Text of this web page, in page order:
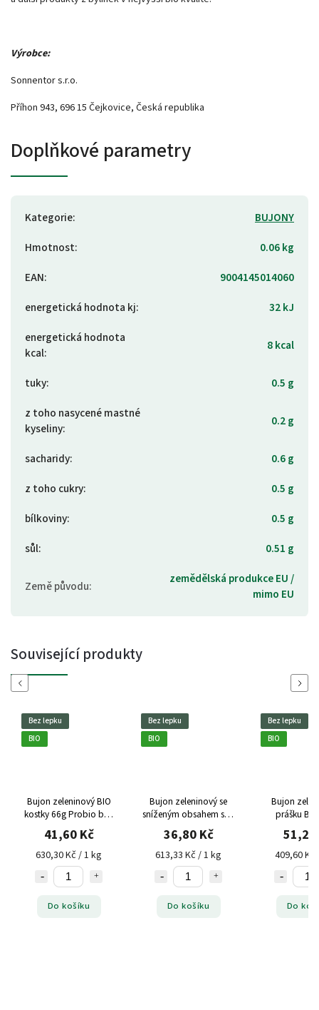
Výrobce:
Sonnentor s.r.o.
Příhon 943, 696 15 Čejkovice, Česká republika
Doplňkové parametry
Kategorie:
BUJONY
Hmotnost:
0.06 kg
EAN:
9004145014060
energetická hodnota kj:
32 kJ
energetická hodnota
kcal: 8 kcal
tuky:
0.5 g
z toho nasycené mastné
kyseliny: 0.2 g
sacharidy:
0.6 g
z toho cukry:
0.5 g
bílkoviny:
0.5 g
sůl: 0.51 g
Země původu:
zemědělská produkce EU /
mimo EU
Související produkty
Previous
zeleninový BIO
66g Probio bez
Kč
Kč / 1 kg
Bujon zeleninový se
sníženým obsahem soli
BIO 60g Zangrando
bio
zeleninový bujón, nízký
obsah soli, bez lepku
36,80 Kč
613,33 Kč / 1 kg
Bujon zeleninový v
prášku BIO 125g
Rinatura bez lepku
51,20 Kč
409,60 Kč / 1 kg
Next